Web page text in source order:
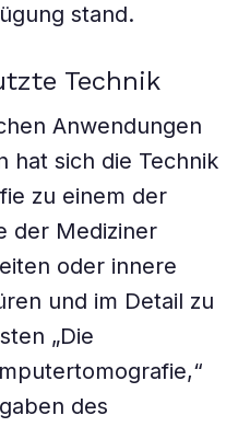
stand.
Technik
Anwendungen
hat sich die Technik
zu einem der
der Mediziner
oder innere
und im Detail zu
„Die
des